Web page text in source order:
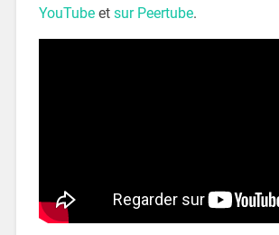
YouTubeet sur Peertube.